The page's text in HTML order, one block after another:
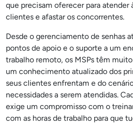
que precisam oferecer para atender
clientes e afastar os concorrentes.
Desde o gerenciamento de senhas
pontos de apoio e o suporte a um
trabalho remoto, os MSPs têm
um conhecimento atualizado dos
seus clientes enfrentam e do
necessidades a serem atendidas.
exige um compromisso com o
com as horas de trabalho para que